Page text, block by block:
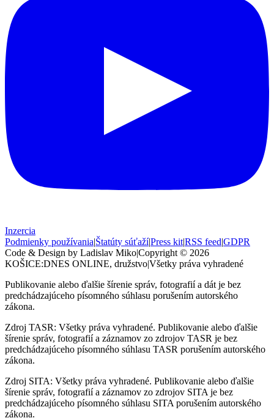
Inzercia
Podmienky používania|Štatúty súťaží|Press kit|RSS feed|GDPR
Code & Design by Ladislav Miko|Copyright © 2026
KOŠICE:DNES ONLINE, družstvo|Všetky práva vyhradené
Publikovanie alebo ďalšie šírenie správ, fotografií a dát je bez
predchádzajúceho písomného súhlasu porušením autorského
zákona.
Zdroj TASR: Všetky práva vyhradené. Publikovanie alebo ďalšie
šírenie správ, fotografií a záznamov zo zdrojov TASR je bez
predchádzajúceho písomného súhlasu TASR porušením autorského
zákona.
Zdroj SITA: Všetky práva vyhradené. Publikovanie alebo ďalšie
šírenie správ, fotografií a záznamov zo zdrojov SITA je bez
predchádzajúceho písomného súhlasu SITA porušením autorského
zákona.